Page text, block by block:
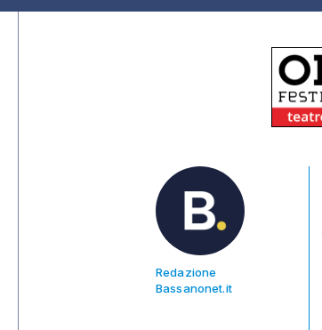
Redazione
Bassanonet.it